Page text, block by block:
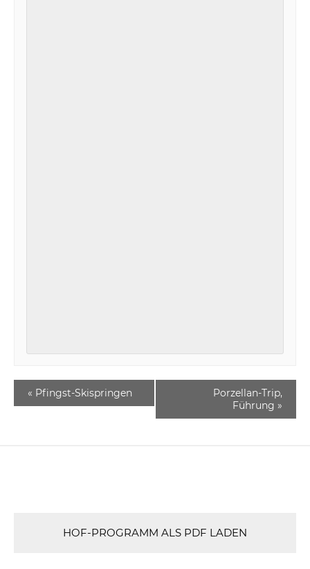
« Pfingst-Skispringen
Porzellan-Trip,
Führung »
HOF-PROGRAMM ALS PDF LADEN